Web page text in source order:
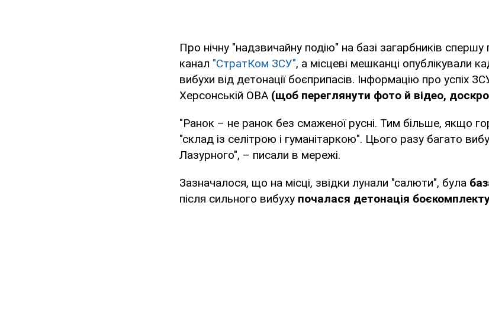
Про нічну "надзвичайну подію" на базі загарбників
канал "СтратКом ЗСУ", а місцеві мешканці опублікували
вибухи від детонації боєприпасів. Інформацію про успіх
Херсонській ОВА (щоб переглянути фото й відео,
"Ранок – не ранок без смаженої русні. Тим більше, якщо
"склад із селітрою і гуманітаркою". Цього разу багато
Лазурного", – писали в мережі.
Зазначалося, що на місці, звідки лунали "салюти", була
після сильного вибуху почалася детонація